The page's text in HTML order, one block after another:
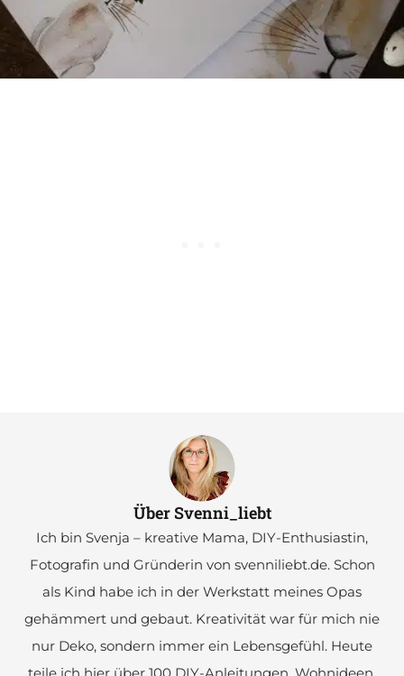
Über Svenni_liebt
Ich bin Svenja – kreative Mama, DIY-Enthusiastin,
Fotografin und Gründerin von svenniliebt.de. Schon
als Kind habe ich in der Werkstatt meines Opas
gehämmert und gebaut. Kreativität war für mich nie
nur Deko, sondern immer ein Lebensgefühl. Heute